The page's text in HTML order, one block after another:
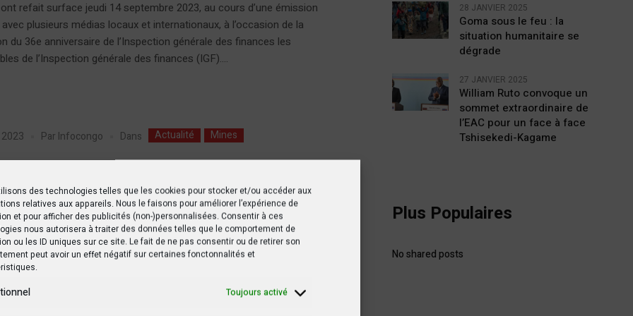
des technologies telles que les cookies pour stocker et/ou accéder aux
relatives aux appareils. Nous le faisons pour améliorer l’expérience de
et pour afficher des publicités (non-)personnalisées. Consentir à ces
nous autorisera à traiter des données telles que le comportement de
ou les ID uniques sur ce site. Le fait de ne pas consentir ou de retirer son
peut avoir un effet négatif sur certaines fonctonnalités et
Toujours activé
refait surface jeudi 14 septembre 2023, au cours d’une émission
plusieurs médias locaux et internationaux, à l’occasion de la
du 36e anniversaire de l’Inspection générale des finances les
de l’Inspection générale des finances (IGF)....
Par Infocongo Dans Actualité Mines
pas renouveler le permis
de la SICOMINES
le contrat chinois, le gouvernement peut ne pas renouveler l’année
le permis d’exploitation de la SICOMINES, a dit Jules Alingete sur Top
L’Inspecteur Général des Finances précise qu’il s’agit des mesures des
28 JANVIER 2025
Goma sous le feu : la
situation humanitaire se
dégrade
27 JANVIER 2025
William Ruto convoque un
sommet extraordinaire de
l’EAC pour un face à face
Tshisekedi-Kagame
Plus Populaires
No shared posts